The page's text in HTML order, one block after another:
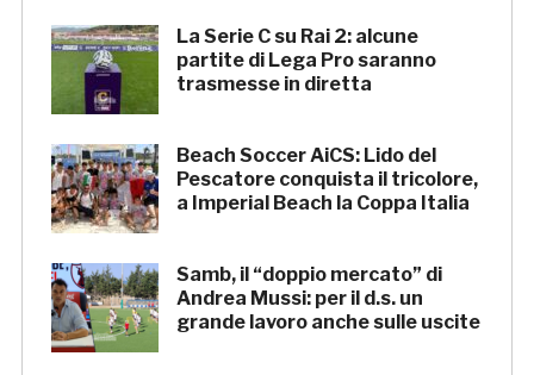
La Serie C su Rai 2: alcune
partite di Lega Pro saranno
trasmesse in diretta
Beach Soccer AiCS: Lido del
Pescatore conquista il tricolore,
a Imperial Beach la Coppa Italia
Samb, il “doppio mercato” di
Andrea Mussi: per il d.s. un
grande lavoro anche sulle uscite